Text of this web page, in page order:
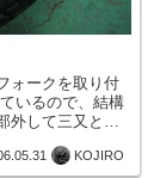
ォークを取り付
いるので、結構
外して三又とブ
KOJIRO